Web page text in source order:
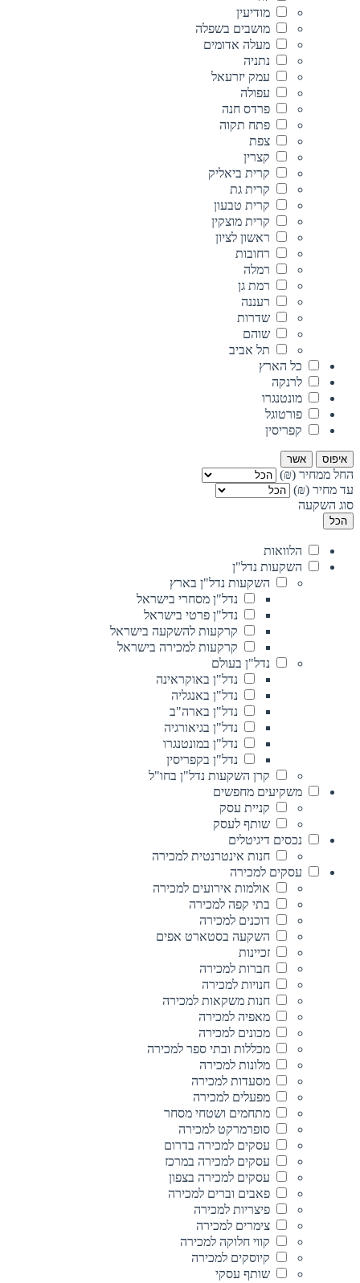
מודיעין
מושבים בשפלה
מעלה אדומים
נתניה
עמק יזרעאל
עפולה
פרדס חנה
פתח תקוה
צפת
קצרין
קרית ביאליק
קרית גת
קרית טבעון
קרית מוצקין
ראשון לציון
רחובות
רמלה
רמת גן
רעננה
שדרות
שוהם
תל אביב
כל הארץ
לרנקה
מונטנגרו
פורטוגל
קפריסין
איפוס אשר
החל ממחיר (₪)
עד מחיר (₪)
סוג השקעה
הכל
הלוואות
השקעות נדל"ן
השקעות נדל"ן בארץ
נדל"ן מסחרי בישראל
נדל"ן פרטי בישראל
קרקעות להשקעה בישראל
קרקעות למכירה בישראל
נדל"ן בעולם
נדל"ן באוקראינה
נדל"ן באנגליה
נדל"ן בארה"ב
נדל"ן בגיאורגיה
נדל"ן במונטנגרו
נדל"ן בקפריסין
קרן השקעות נדל"ן בחו"ל
משקיעים מחפשים
קניית עסק
שותף לעסק
נכסים דיגיטלים
חנות אינטרנטית למכירה
עסקים למכירה
אולמות אירועים למכירה
בתי קפה למכירה
דוכנים למכירה
השקעה בסטארט אפים
זכיינות
חברות למכירה
חנויות למכירה
חנות משקאות למכירה
מאפיה למכירה
מכונים למכירה
מכללות ובתי ספר למכירה
מלונות למכירה
מסעדות למכירה
מפעלים למכירה
מתחמים ושטחי מסחר
סופרמרקט למכירה
עסקים למכירה בדרום
עסקים למכירה במרכז
עסקים למכירה בצפון
פאבים וברים למכירה
פיצריות למכירה
צימרים למכירה
קווי חלוקה למכירה
קיוסקים למכירה
שותף עסקי